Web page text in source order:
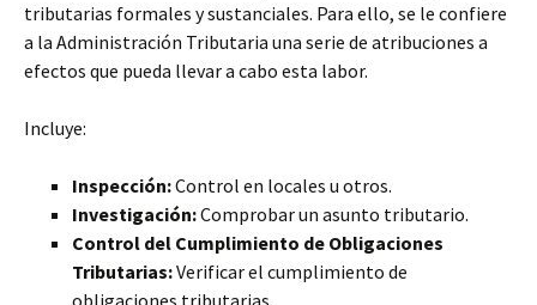
tributarias formales y sustanciales. Para ello, se le confiere
a la Administración Tributaria una serie de atribuciones a
efectos que pueda llevar a cabo esta labor.
Incluye:
Inspección:Control en locales u otros.
Investigación:Comprobar un asunto tributario.
Control del Cumplimiento de Obligaciones
Tributarias:Verificar el cumplimiento de
obligaciones tributarias.